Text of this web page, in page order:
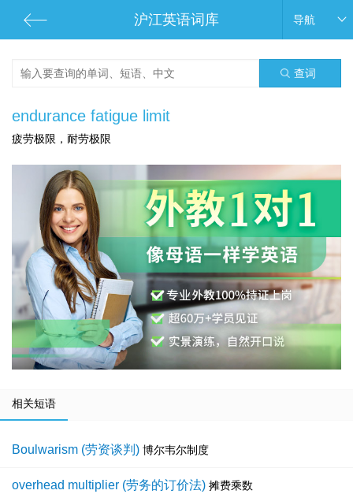
沪江英语词库 导航
查词
endurance fatigue limit
疲劳极限，耐劳极限
相关短语
Boulwarism (劳资谈判) 博尔韦尔制度
overhead multiplier (劳务的订价法) 摊费乘数